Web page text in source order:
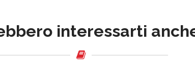
interessarti